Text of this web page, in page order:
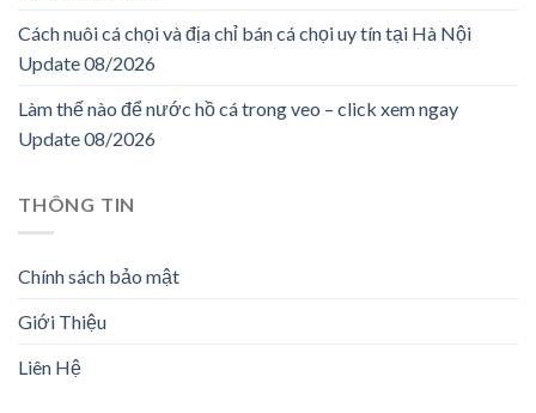
Cách nuôi cá chọi và địa chỉ bán cá chọi uy tín tại Hà Nội
Update 08/2026
Làm thế nào để nước hồ cá trong veo – click xem ngay
Update 08/2026
THÔNG TIN
Chính sách bảo mật
Giới Thiệu
Liên Hệ